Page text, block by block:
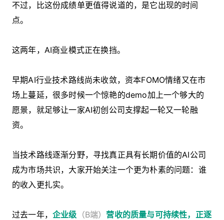
不过，比这份成绩单更值得说道的，是它出现的时间
点。
这两年，AI商业模式正在换挡。
早期AI行业技术路线尚未收敛，资本FOMO情绪又在市
场上蔓延，很多时候一个惊艳的demo加上一个够大的
愿景，就足够让一家AI初创公司支撑起一轮又一轮融
资。
当技术路线逐渐分野，寻找真正具有长期价值的AI公司
成为市场共识，大家开始关注一个更为朴素的问题：谁
的收入更扎实。
过去一年， 企业级 （B端） 营收的质量与可持续性，正逐